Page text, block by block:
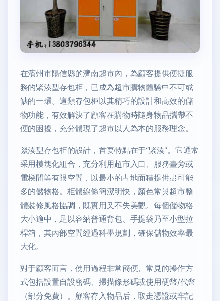
在濱州市陽信縣的濟南超市內，為顧客提供便捷服
務的緊湊型存包柜，已成為超市購物體驗中不可或
缺的一環。這類存包柜以其精巧的設計和高效的儲
物功能，有效解決了顧客在購物時隨身物品攜帶不
便的困擾，充分體現了超市以人為本的服務理念。
緊湊型存包柜的設計，首要特點在于“緊湊”。它通常
采用模塊化組合，充分利用超市入口、服務臺旁或
電梯間等有限空間，以最小的占地面積提供盡可能
多的儲物格。柜體線條簡潔明快，顏色常與超市整
體裝修風格協調，既實用又不失美觀。每個儲物格
大小適中，足以容納普通背包、手提袋乃至小型拉
桿箱，其內部空間經過科學規劃，確保儲物效率最
大化。
對于顧客而言，使用過程非常簡便。常見的操作方
式包括設置自設密碼、掃描條形碼或使用硬幣/代幣
（部分免費）。顧客存入物品后，取走憑證或牢記